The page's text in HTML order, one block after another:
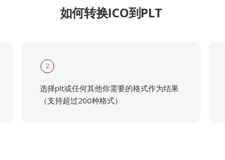
如何转换ICO到PLT
2
选择plt或任何其他你需要的格式作为结果
（支持超过200种格式）